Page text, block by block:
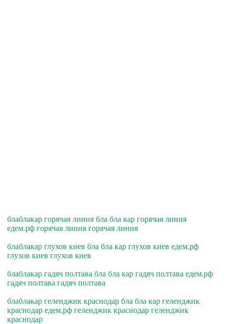
блаблакар горячая линия бла бла кар горячая линия
едем.рф горячая линия горячая линия
блаблакар глухов киев бла бла кар глухов киев едем.рф
глухов киев глухов киев
блаблакар гадяч полтава бла бла кар гадяч полтава едем.рф
гадяч полтава гадяч полтава
блаблакар геленджик краснодар бла бла кар геленджик
краснодар едем.рф геленджик краснодар геленджик
краснодар